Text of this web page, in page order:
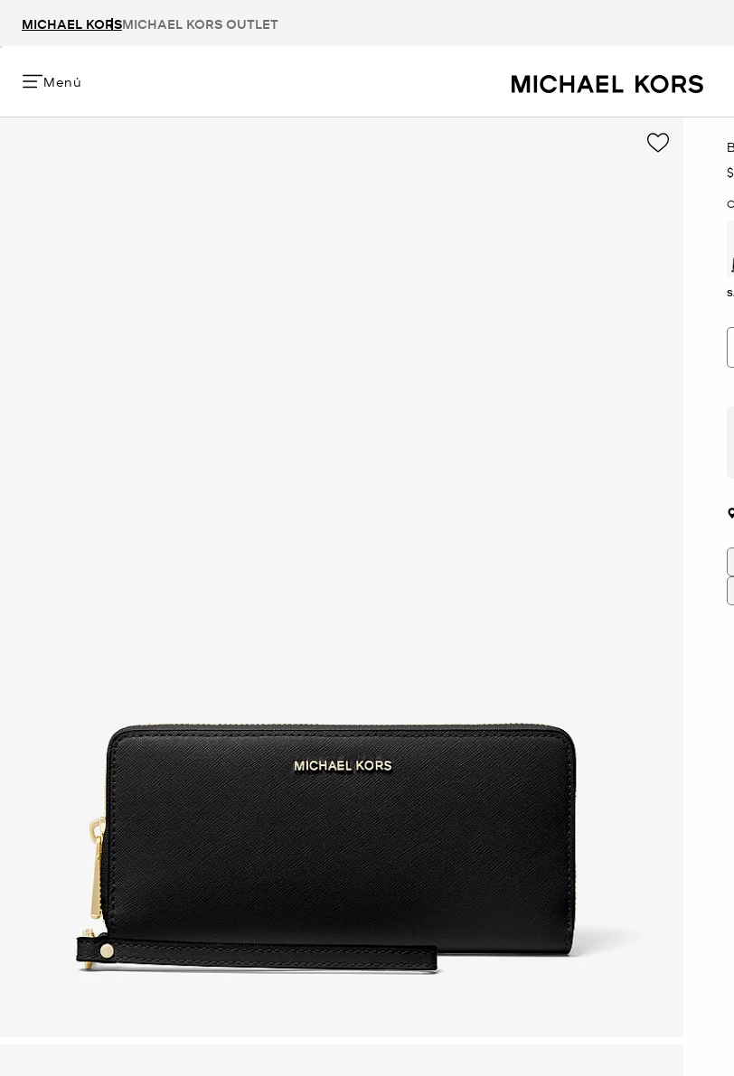
MICHAEL KORSMICHAEL KORS OUTLET
Menú